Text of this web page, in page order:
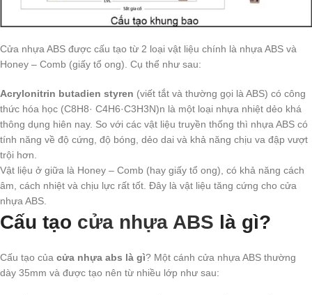
Cửa nhựa ABS được cấu tạo từ 2 loại vật liệu chính là nhựa ABS và
Honey – Comb (giấy tổ ong). Cụ thể như sau:
Acrylonitrin butadien styren (viết tắt và thường gọi là ABS) có công
thức hóa học (C8H8· C4H6·C3H3N)n là một loại nhựa nhiệt dẻo khá
thông dụng hiên nay. So với các vật liệu truyền thống thì nhựa ABS có
tính năng về độ cứng, độ bóng, dẻo dai và khả năng chịu va đập vượt
trội hơn.
Vật liệu ở giữa là Honey – Comb (hay giấy tổ ong), có khả năng cách
âm, cách nhiệt và chịu lực rất tốt. Đây là vật liệu tăng cứng cho cửa
nhựa ABS.
Cấu tạo cửa nhựa ABS là gì?
Cấu tạo của cửa nhựa abs là gì? Một cánh cửa nhựa ABS thường
dày 35mm và được tạo nên từ nhiều lớp như sau: